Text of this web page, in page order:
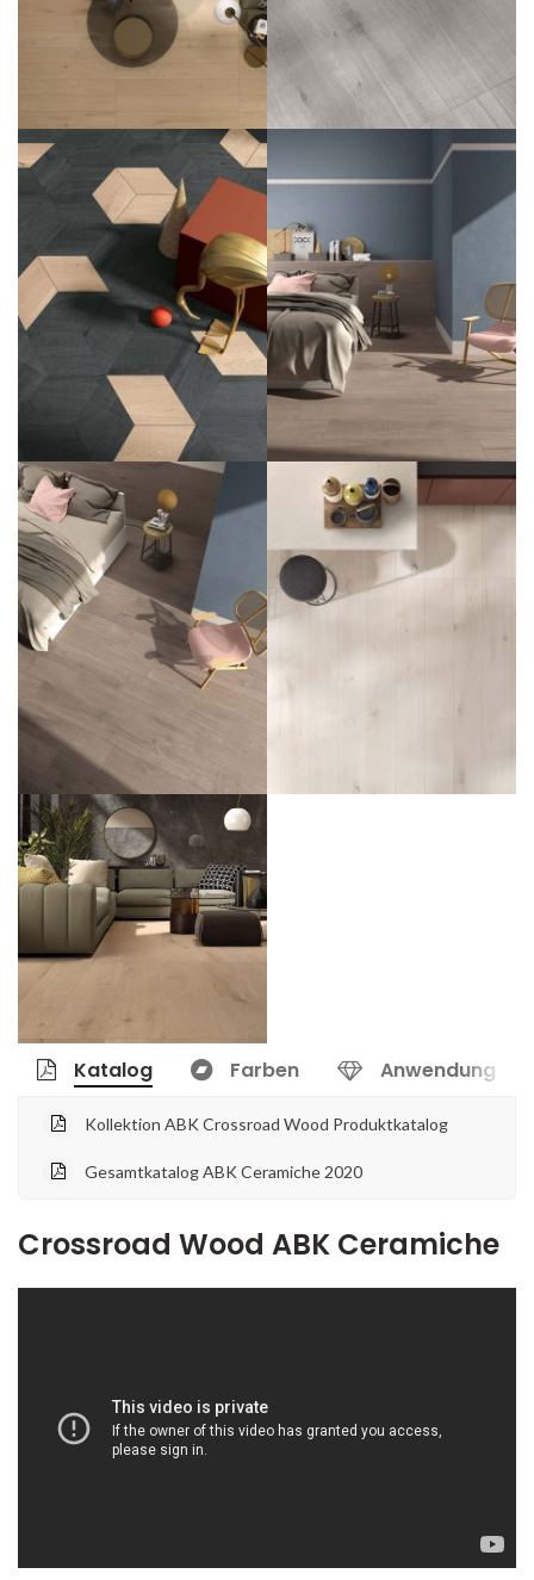
Katalog Farben Anwendung
Kollektion ABK Crossroad Wood Produktkatalog
Gesamtkatalog ABK Ceramiche 2020
Crossroad Wood ABK Ceramiche